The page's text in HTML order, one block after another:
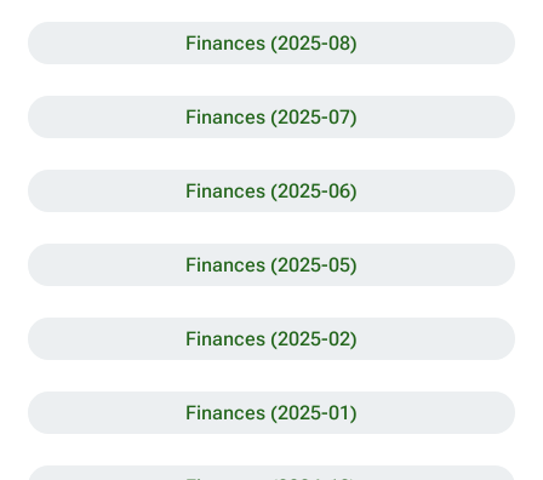
Finances (2025-08)
Finances (2025-07)
Finances (2025-06)
Finances (2025-05)
Finances (2025-02)
Finances (2025-01)